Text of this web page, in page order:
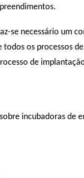
se necessário um
os processos
de
incubadoras de